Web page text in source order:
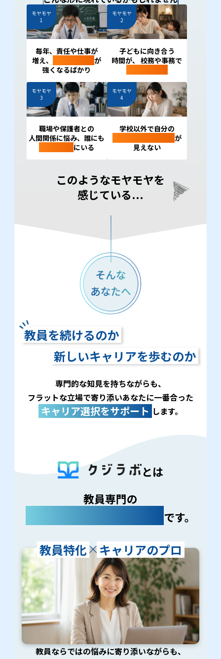
モヤモヤ
1
毎年、責任や仕事が
増え、
が
強くなるばかり
モヤモヤ
2
子どもに向き合う
時間が、 校務や事務で
モヤモヤ
3
職場や保護者との
人間関係に悩み、誰にも
にいる
モヤモヤ
4
学校以外で自分の
が
見えない
このようなモヤモヤを
感じている...
教員を続けるのか
新しいキャリアを歩むのか
専門的な知見を持ちながらも、
フラットな立場で寄り添いあなたに一番合った
キャリア選択をサポート します。
とは
教員専門の
です。
教員特化 キャリアのプロ
教員ならではの悩みに寄り添いながらも、